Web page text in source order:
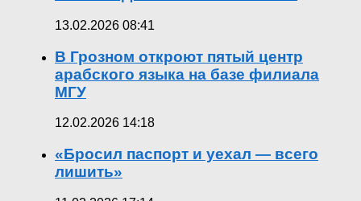
13.02.2026 08:41
В Грозном откроют пятый центр
арабского языка на базе филиала
МГУ
12.02.2026 14:18
«Бросил паспорт и уехал — всего
лишить»